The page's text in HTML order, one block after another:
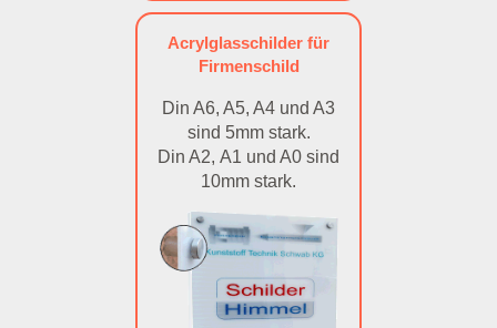
Acrylglasschilder für
Firmenschild
Din A6, A5, A4 und A3
sind 5mm stark.
Din A2, A1 und A0 sind
10mm stark.